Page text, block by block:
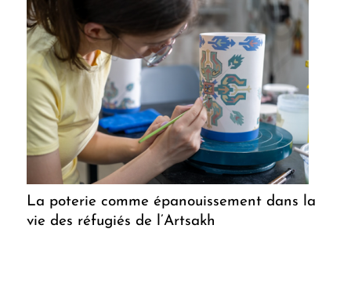
La poterie comme épanouissement dans la
vie des réfugiés de l’Artsakh